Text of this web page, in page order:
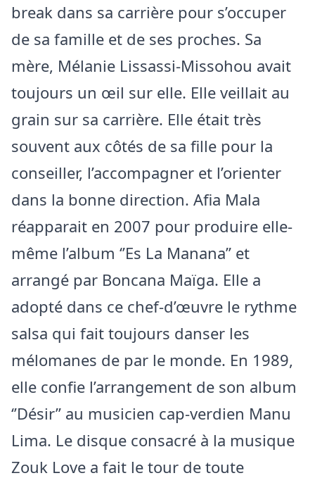
break dans sa carrière pour s’occuper
de sa famille et de ses proches. Sa
mère, Mélanie Lissassi-Missohou avait
toujours un œil sur elle. Elle veillait au
grain sur sa carrière. Elle était très
souvent aux côtés de sa fille pour la
conseiller, l’accompagner et l’orienter
dans la bonne direction. Afia Mala
réapparait en 2007 pour produire elle-
même l’album ‘’Es La Manana’’ et
arrangé par Boncana Maïga. Elle a
adopté dans ce chef-d’œuvre le rythme
salsa qui fait toujours danser les
mélomanes de par le monde. En 1989,
elle confie l’arrangement de son album
‘’Désir’’ au musicien cap-verdien Manu
Lima. Le disque consacré à la musique
Zouk Love a fait le tour de toute